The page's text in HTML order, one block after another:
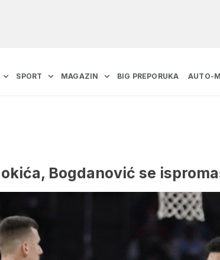
SPORT MAGAZIN BIG PREPORUKA AUTO-
Bogdanović se